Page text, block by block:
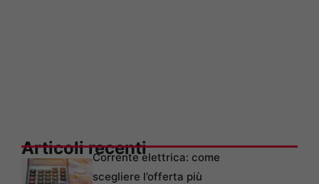
Articoli recentiCorrente elettrica: come
scegliere l’offerta più